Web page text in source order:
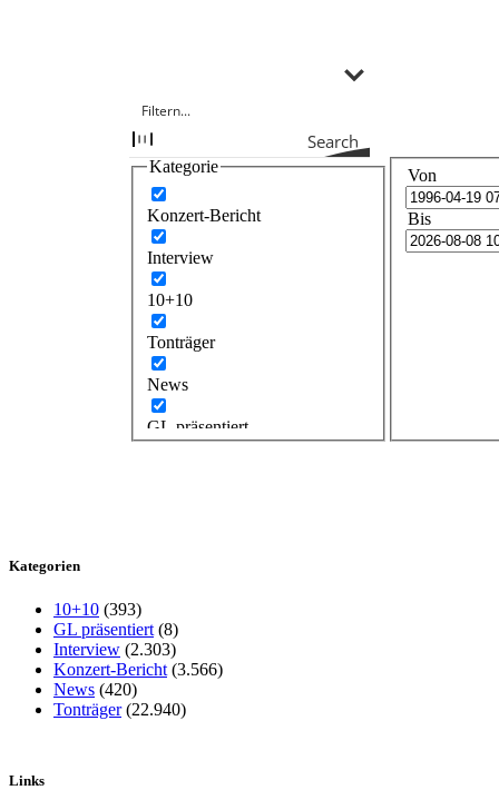
Search
Kategorie
Konzert-Bericht
Interview
10+10
Tonträger
News
GL präsentiert
Von
Bis
Kategorien
10+10 (393)
GL präsentiert (8)
Interview (2.303)
Konzert-Bericht (3.566)
News (420)
Tonträger(22.940)
Links